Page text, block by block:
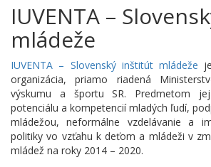
IUVENTA –
mládeže
IUVENTA – Slovenský inštitút mládeže
organizácia, priamo riadená
výskumu a športu SR. Predmetom
potenciálu a kompetencií mladých ľudí,
mládežou, neformálne vzdelávanie a
politiky vo vzťahu k deťom a mládeži v
mládež na roky 2014 – 2020.